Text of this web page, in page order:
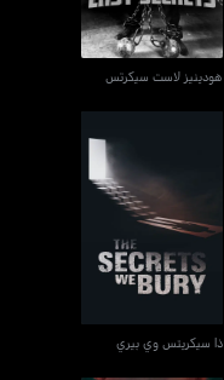
هودينيز لاست سيكرتس
ذا سيكريتس وي بيري
ذا سيكريتس وي بيري